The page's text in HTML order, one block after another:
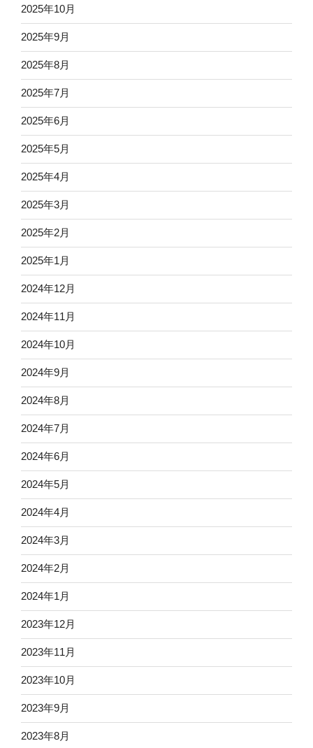
2025年10月
2025年9月
2025年8月
2025年7月
2025年6月
2025年5月
2025年4月
2025年3月
2025年2月
2025年1月
2024年12月
2024年11月
2024年10月
2024年9月
2024年8月
2024年7月
2024年6月
2024年5月
2024年4月
2024年3月
2024年2月
2024年1月
2023年12月
2023年11月
2023年10月
2023年9月
2023年8月